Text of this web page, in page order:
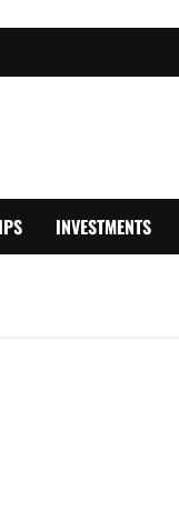
INVESTMENTS